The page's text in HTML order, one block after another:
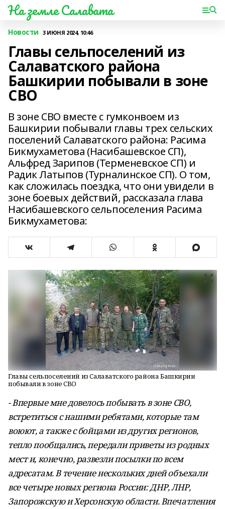
На земле Салавата
Новости 3 ИЮНЯ 2024, 10:46
Главы сельпоселений из
Салаватского района
Башкирии побывали в зоне
СВО
В зоне СВО вместе с гумконвоем из
Башкирии побывали главы трех сельских
поселений Салаватского района: Расима
Бикмухаметова (Насибашевское СП),
Альфред Зарипов (Терменевское СП) и
Радик Латыпов (Турналинское СП). О том,
как сложилась поездка, что они увидели в
зоне боевых действий, рассказала глава
Насибашевского сельпоселения Расима
Бикмухаметова:
Главы сельпоселений из Салаватского района Башкирии
побывали в зоне СВО
- Впервые мне довелось побывать в зоне СВО,
встретиться с нашими ребятами, которые там
воюют, а также с бойцами из других регионов,
тепло пообщались, передали приветы из родных
мест и, конечно, развезли посылки по всем
адресатам. В течение нескольких дней объехали
все четыре новых региона России: ДНР, ЛНР,
Запорожскую и Херсонскую области. Впечатления